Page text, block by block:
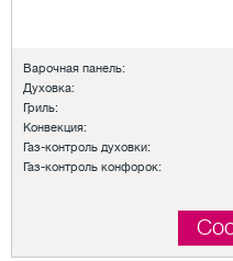
Варочная панель:
Духовка:
Гриль:
Конвекция:
Газ-контроль духовки:
Газ-контроль конфорок: